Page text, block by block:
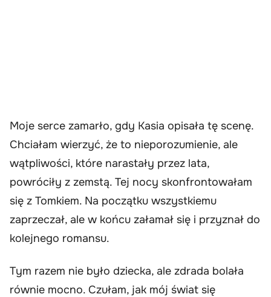
Moje serce zamarło, gdy Kasia opisała tę scenę.
Chciałam wierzyć, że to nieporozumienie, ale
wątpliwości, które narastały przez lata,
powróciły z zemstą. Tej nocy skonfrontowałam
się z Tomkiem. Na początku wszystkiemu
zaprzeczał, ale w końcu załamał się i przyznał do
kolejnego romansu.
Tym razem nie było dziecka, ale zdrada bolała
równie mocno. Czułam, jak mój świat się